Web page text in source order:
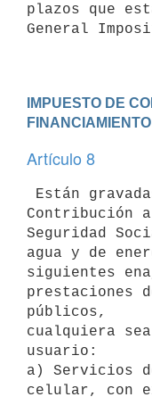
plazos que
General
IMPUESTO DE
Artículo 8
Contribución
Seguridad
agua y de
siguientes
prestaciones
públicos,
cualquiera
usuario:
a) Servicios
celular, con